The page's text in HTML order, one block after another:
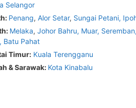
Selangor
Penang,Alor Setar, Sungai Petani,
Melaka,Johor Bahru, Muar, Seremban,
Batu Pahat
Timur: Kuala Terengganu
& Sarawak: Kota Kinabalu